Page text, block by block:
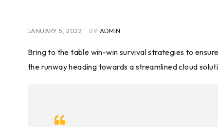
JANUARY 5, 2022 BY ADMIN
Bring to the table win-win survival strategies to
the runway heading towards a streamlined cloud